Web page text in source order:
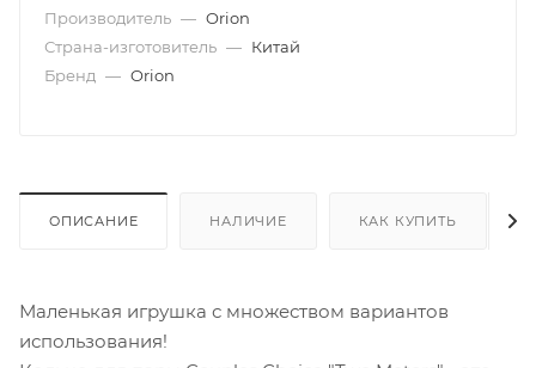
Производитель — Orion
Страна-изготовитель — Китай
Бренд — Orion
ОПИСАНИЕ НАЛИЧИЕ КАК КУПИТЬ
Маленькая игрушка с множеством вариантов
использования!